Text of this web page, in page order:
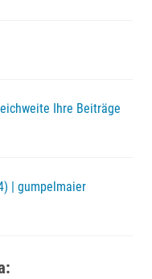
Ihre Beiträge
| gumpelmaier